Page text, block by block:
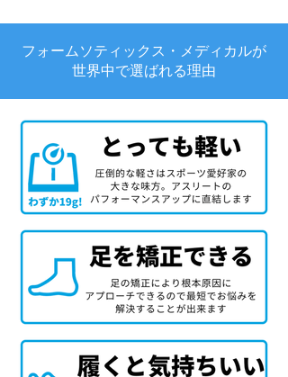
フォームソティックス・メディカルが
世界中で選ばれる理由